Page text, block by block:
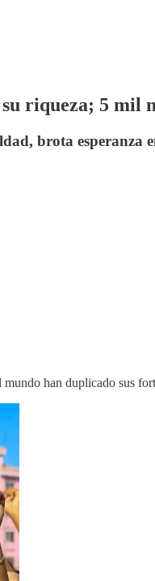
riqueza; 5 mil
brota esperanza
mundo han duplicado sus